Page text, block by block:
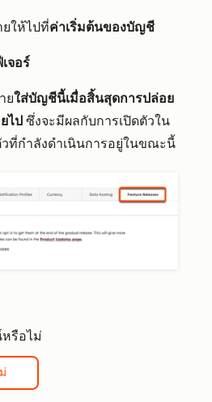
ให้ไปที่ค่าเริ่มต้นของบัญชี
จอร์
ยใส่บัญชีนี้เมื่อสิ้นสุดการปล่อย
ไป ซึ่งจะมีผลกับการเปิดตัวใน
ที่กำลังดำเนินการอยู่ในขณะนี้
รือไม่